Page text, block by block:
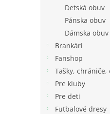
Detská obuv
Pánska obuv
Dámska obuv
Brankári
Fanshop
Tašky, chrániče,
Pre kluby
Pre deti
Futbalové dresy